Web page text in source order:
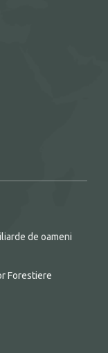
de oameni
Forestiere